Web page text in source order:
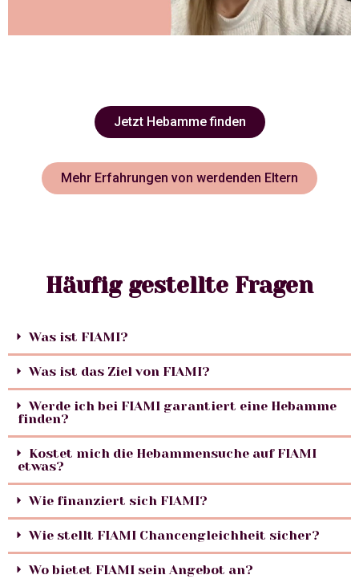
Jetzt Hebamme finden
Mehr Erfahrungen von werdenden Eltern
Häufig gestellte Fragen
Was ist FIAMI?
Was ist das Ziel von FIAMI?
Werde ich bei FIAMI garantiert eine Hebamme
finden?
Kostet mich die Hebammensuche auf FIAMI
etwas?
Wie finanziert sich FIAMI?
Wie stellt FIAMI Chancengleichheit sicher?
Wo bietet FIAMI sein Angebot an?